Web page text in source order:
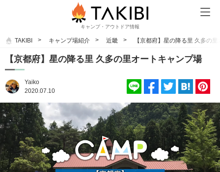
キャンプ・アウトドア情報
TAKIBI キャンプ場紹介 近畿 【京都府】星の降る里 久多の
【京都府】星の降る里 久多の里オートキャンプ場
Yaiko
2020.07.10